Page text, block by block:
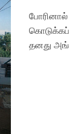
போரினால்
தனது